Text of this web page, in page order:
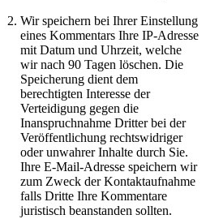
Wir speichern bei Ihrer Einstellung
eines Kommentars Ihre IP-Adresse
mit Datum und Uhrzeit, welche
wir nach 90 Tagen löschen. Die
Speicherung dient dem
berechtigten Interesse der
Verteidigung gegen die
Inanspruchnahme Dritter bei der
Veröffentlichung rechtswidriger
oder unwahrer Inhalte durch Sie.
Ihre E-Mail-Adresse speichern wir
zum Zweck der Kontaktaufnahme
falls Dritte Ihre Kommentare
juristisch beanstanden sollten.